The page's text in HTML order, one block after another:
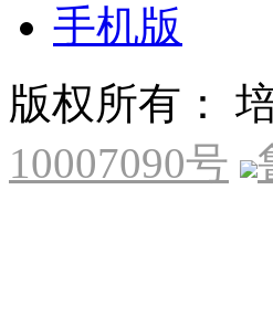
手机版
版权所有：
10007090号